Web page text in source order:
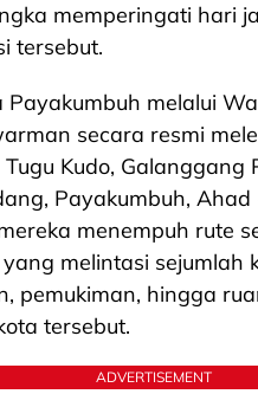
memperingati hari
tersebut.
Payakumbuh melalui
secara resmi
Kudo, Galanggang
Payakumbuh,
menempuh rute
melintasi sejumlah
pemukiman, hingga
tersebut.
ADVERTISEMENT